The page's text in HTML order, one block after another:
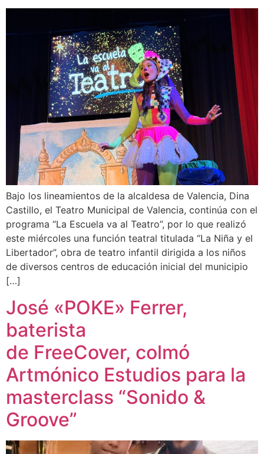
Bajo los lineamientos de la alcaldesa de Valencia, Dina
Castillo, el Teatro Municipal de Valencia, continúa con el
programa “La Escuela va al Teatro”, por lo que realizó
este miércoles una función teatral titulada “La Niña y el
Libertador”, obra de teatro infantil dirigida a los niños
de diversos centros de educación inicial del municipio
[…]
José «POKE» Ferrer,
baterista
de FreeCover, colmó
Artmónico Estudios para la
masterclass “Sonido &
Groove”